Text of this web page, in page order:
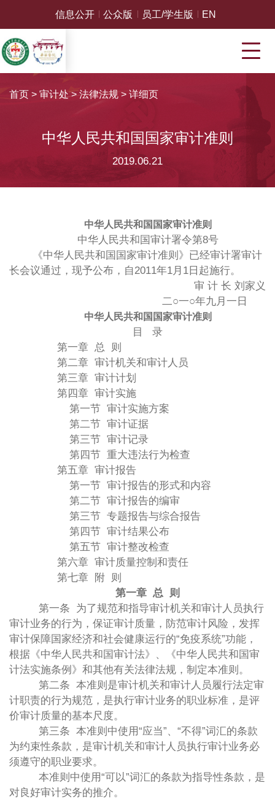
信息公开 公众版 员工/学生版 EN
首页> 审计处>法律法规> 详细页
中华人民共和国国家审计准则
2019.06.21
中华人民共和国国家审计准则
中华人民共和国审计署令第8号
《中华人民共和国国家审计准则》已经审计署审计
长会议通过，现予公布，自2011年1月1日起施行。
审 计 长 刘家义
二○一○年九月一日
中华人民共和国国家审计准则
目 录
第一章 总 则
第二章 审计机关和审计人员
第三章 审计计划
第四章 审计实施
第一节 审计实施方案
第二节 审计证据
第三节 审计记录
第四节 重大违法行为检查
第五章 审计报告
第一节 审计报告的形式和内容
第二节 审计报告的编审
第三节 专题报告与综合报告
第四节 审计结果公布
第五节 审计整改检查
第六章 审计质量控制和责任
第七章 附 则
第一章 总 则
第一条 为了规范和指导审计机关和审计人员执行
审计业务的行为，保证审计质量，防范审计风险，发挥
审计保障国家经济和社会健康运行的“免疫系统”功能，
根据《中华人民共和国审计法》、《中华人民共和国审
计法实施条例》和其他有关法律法规，制定本准则。
第二条 本准则是审计机关和审计人员履行法定审
计职责的行为规范，是执行审计业务的职业标准，是评
价审计质量的基本尺度。
第三条 本准则中使用“应当”、“不得”词汇的条款
为约束性条款，是审计机关和审计人员执行审计业务必
须遵守的职业要求。
本准则中使用“可以”词汇的条款为指导性条款，是
对良好审计实务的推介。